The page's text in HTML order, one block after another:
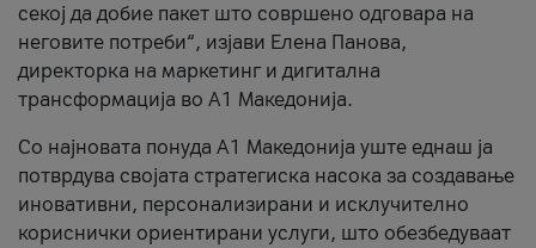
секој да добие пакет што совршено одговара на
неговите потреби“, изјави Елена Панова,
директорка на маркетинг и дигитална
трансформација во А1 Македонија.
Со најновата понуда А1 Македонија уште еднаш ја
потврдува својата стратегиска насока за создавање
иновативни, персонализирани и исклучително
кориснички ориентирани услуги, што обезбедуваат